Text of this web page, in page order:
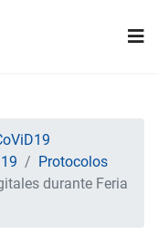
Protocolos
durante Feria